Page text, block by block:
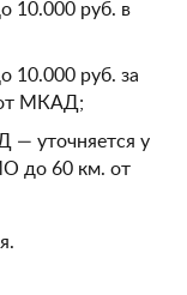
10.000 руб. в
10.000 руб. за
МКАД;
— уточняется у
до 60 км. от